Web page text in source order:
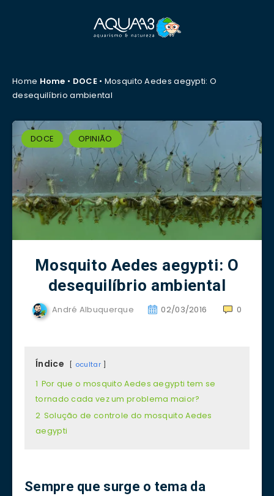
Home Home • DOCE• Mosquito Aedes aegypti: O
desequilíbrio ambiental
DOCE OPINIÃO
Mosquito Aedes aegypti: O
desequilíbrio ambiental
André Albuquerque 02/03/2016 0
Índice ocultar
1 Por que o mosquito Aedes aegypti tem se
tornado cada vez um problema maior?
2 Solução de controle do mosquito Aedes
aegypti
Sempre que surge o tema da